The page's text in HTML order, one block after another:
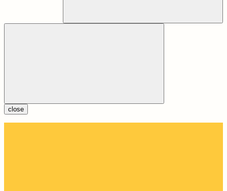
close